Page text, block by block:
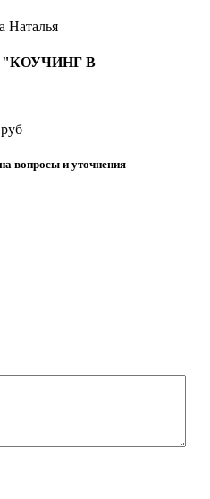
Наталья
В
вопросы и уточнения